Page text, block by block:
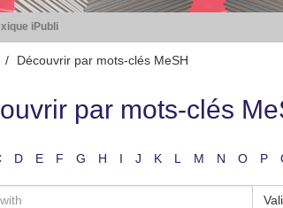
iPubli
Découvrir par mots-clés MeSH
par mots-clés
D E F G H I J K L M N O P